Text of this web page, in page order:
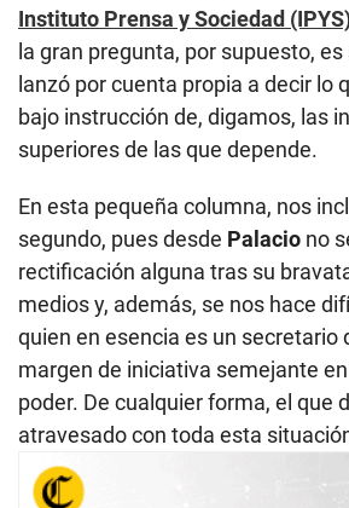
Instituto Prensa y Sociedad
la gran pregunta, por supuesto, es
lanzó por cuenta propia a decir lo
bajo instrucción de, digamos, las
superiores de las que depende.
En esta pequeña columna, nos
segundo, pues desde Palacio no
rectificación alguna tras su
medios y, además, se nos hace
quien en esencia es un secretario
margen de iniciativa semejante
poder. De cualquier forma, el que
atravesado con toda esta